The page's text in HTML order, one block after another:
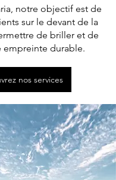
notre objectif est de
sur le devant de la
de briller et de
empreinte durable.
nos services